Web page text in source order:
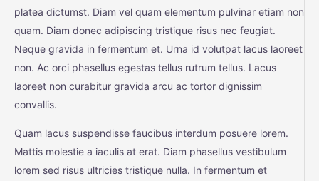
platea dictumst. Diam vel quam elementum pulvinar etiam non
quam. Diam donec adipiscing tristique risus nec feugiat.
Neque gravida in fermentum et. Urna id volutpat lacus laoreet
non. Ac orci phasellus egestas tellus rutrum tellus. Lacus
laoreet non curabitur gravida arcu ac tortor dignissim
convallis.
Quam lacus suspendisse faucibus interdum posuere lorem.
Mattis molestie a iaculis at erat. Diam phasellus vestibulum
lorem sed risus ultricies tristique nulla. In fermentum et